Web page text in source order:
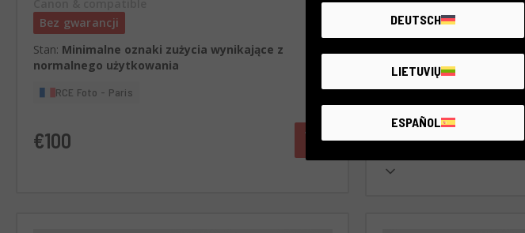
Bez gwarancji
Stan: Minimalne oznaki zużycia wynikające z
normalnego użytkowania
RCE Foto - Paris
€100
rok gwarancji
RCE Foto - Bologna
€100
DEUTSCH
LIETUVIŲ
ESPAÑOL